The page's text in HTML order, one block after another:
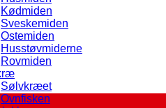
Kødmiden
Sveskemiden
Ostemiden
Husstøvmiderne
Rovmiden
Sølvkræet
Ovnfisken